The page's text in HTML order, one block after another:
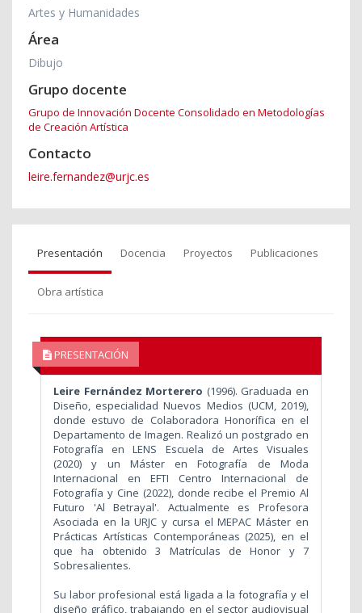
Artes y Humanidades
Área
Dibujo
Grupo docente
Grupo de Innovación Docente Consolidado en Metodologías
de Creación Artística
Contacto
leire.fernandez@urjc.es
Presentación Docencia Proyectos Publicaciones
Obra artística
PRESENTACIÓN
Leire Fernández Morterero (1996). Graduada en
Diseño, especialidad Nuevos Medios (UCM, 2019),
donde estuvo de Colaboradora Honorífica en el
Departamento de Imagen. Realizó un postgrado en
Fotografía en LENS Escuela de Artes Visuales
(2020) y un Máster en Fotografía de Moda
Internacional en EFTI Centro Internacional de
Fotografía y Cine (2022), donde recibe el Premio Al
Futuro 'Al Betrayal'. Actualmente es Profesora
Asociada en la URJC y cursa el MEPAC Máster en
Prácticas Artísticas Contemporáneas (2025), en el
que ha obtenido 3 Matrículas de Honor y 7
Sobresalientes.
Su labor profesional está ligada a la fotografía y el
diseño gráfico, trabajando en el sector audiovisual